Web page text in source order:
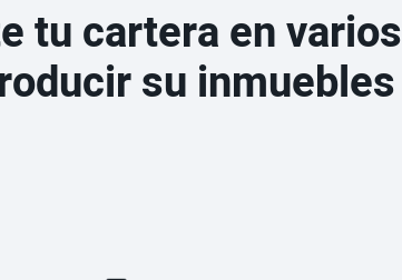
tu cartera en varios
su inmuebles